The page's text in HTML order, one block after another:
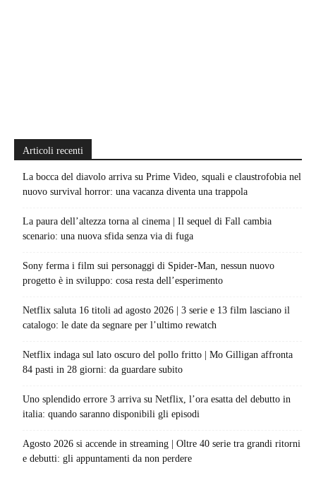
Articoli recenti
La bocca del diavolo arriva su Prime Video, squali e claustrofobia nel
nuovo survival horror: una vacanza diventa una trappola
La paura dell’altezza torna al cinema | Il sequel di Fall cambia
scenario: una nuova sfida senza via di fuga
Sony ferma i film sui personaggi di Spider-Man, nessun nuovo
progetto è in sviluppo: cosa resta dell’esperimento
Netflix saluta 16 titoli ad agosto 2026 | 3 serie e 13 film lasciano il
catalogo: le date da segnare per l’ultimo rewatch
Netflix indaga sul lato oscuro del pollo fritto | Mo Gilligan affronta
84 pasti in 28 giorni: da guardare subito
Uno splendido errore 3 arriva su Netflix, l’ora esatta del debutto in
italia: quando saranno disponibili gli episodi
Agosto 2026 si accende in streaming | Oltre 40 serie tra grandi ritorni
e debutti: gli appuntamenti da non perdere